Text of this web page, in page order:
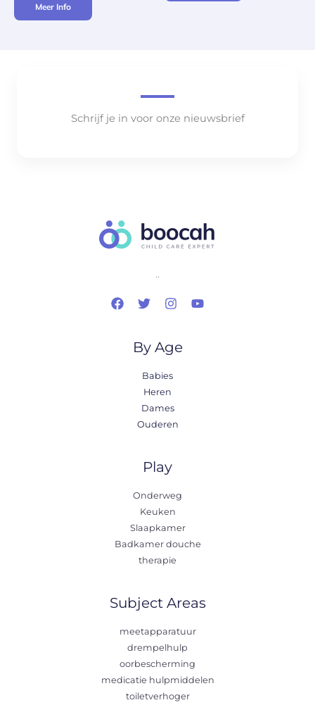
Meer Info
Schrijf je in voor onze nieuwsbrief
..
By Age
Babies
Heren
Dames
Ouderen
Play
Onderweg
Keuken
Slaapkamer
Badkamer douche
therapie
Subject Areas
meetapparatuur
drempelhulp
oorbescherming
medicatie hulpmiddelen
toiletverhoger